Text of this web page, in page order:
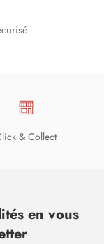
& Collect
en vous